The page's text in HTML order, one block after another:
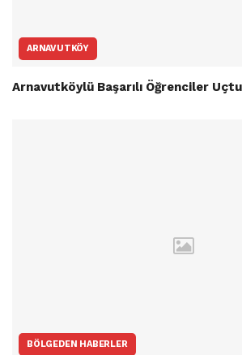
ARNAVUTKÖY
Arnavutköylü Başarılı Öğrenciler
BÖLGEDEN HABERLER